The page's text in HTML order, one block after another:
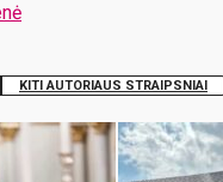
KITI AUTORIAUS STRAIPSNIAI